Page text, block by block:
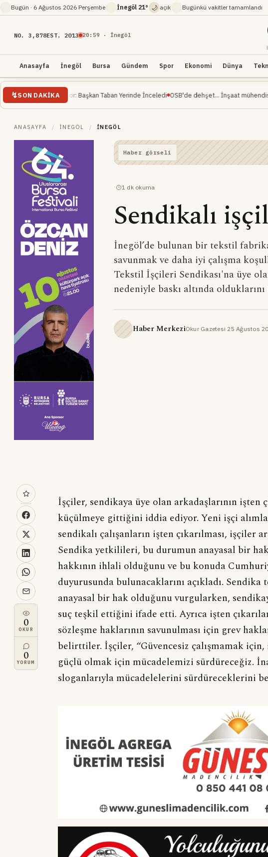
Bugün · 6 Ağustos 2026 Perşembe İnegöl 21° 🌙 açık Bugünkü vakitler tamamlandı
NO. 3,878EST. 2013 20 :59 · İnegöl
Anasayfa İnegöl Bursa Gündem Spor Ekonomi Dünya
SON DAKIKA
Ediyor: Başkan Taban Yerinde İnceledi OSB'de dehşet... İnşaat mühendisi ağır
ANASAYFA / İNEGÖL / İNEGÖL
· 1 dk okuma
Sendikalı
İnegöl’de bulunan bir tekstil
savunmak ve daha iyi çalışma
Tekstil İşçileri Sendikası'na üye
nedeniyle baskı altında
Haber MerkeziOkur Gazetesi·25 Ağustos
0
OKUR
0
YORUM
İşçiler, sendikaya üye olan arkadaşlarının işten
küçülmeye gittiğini iddia ediyor. Yeni işçi
sendikalı çalışanların işten çıkarılması, işçiler
Sendika yetkilileri, bu durumun anayasal bir
hakkının ihlali olduğunu ve bu konuda
duyurusunda bulunacaklarını açıkladı.
anayasal bir hak olduğunu vurgularken,
suç teşkil ettiğini ifade etti. Ayrıca işten
sözleşme haklarının savunulması için grev
belirttiler. İşçiler, “Güvencesiz çalışmamak için,
güçlü olmak için mücadelemizi sürdüreceğiz.
sloganlarıyla mücadelelerini sürdüreceklerini